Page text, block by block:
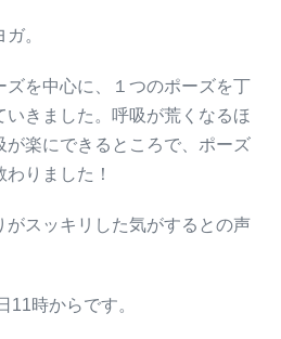
。
ズを中心に、１つのポーズを丁
きました。呼吸が荒くなるほ
が楽にできるところで、ポーズ
りました！
がスッキリした気がするとの声
11時からです。